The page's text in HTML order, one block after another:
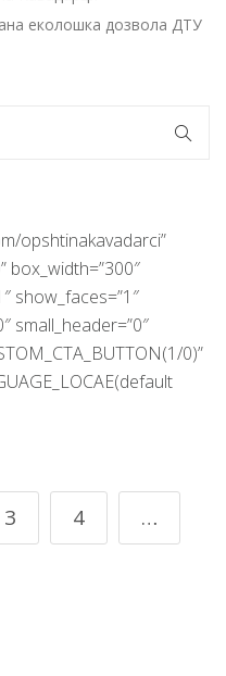
еколошка дозвола ДТУ
opshtinakavadarci”
box_width=”300″
show_faces=”1″
small_header=”0″
0)”
3 4
…